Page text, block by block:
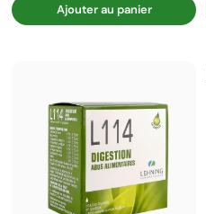
Ajouter au panier